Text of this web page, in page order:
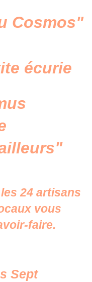
Cosmos"
écurie
24 artisans
vous
faire.
Sept